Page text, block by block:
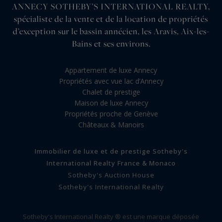
ANNECY SOTHEBY’S INTERNATIONAL REALTY,
spécialiste de la vente et de la location de propriétés
d’exception sur le bassin annécien, les Aravis, Aix-les-
Bains et ses environs.
Appartement de luxe Annecy
Propriétés avec vue lac d’Annecy
Chalet de prestige
Maison de luxe Annecy
Propriétés proche de Genève
Châteaux & Manoirs
Immobilier de luxe et de prestige Sotheby's
International Realty France & Monaco
Sotheby's Auction House
Sotheby's International Realty
Sotheby's International Realty ® est une marque déposée